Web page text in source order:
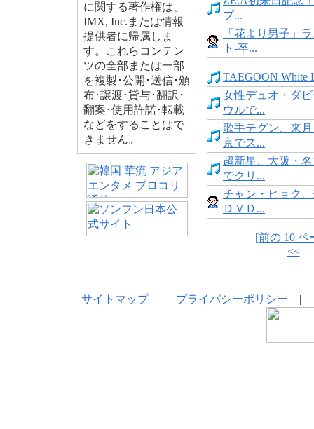
に関する著作権は、
IMX, Inc.または情報
提供者に帰属しま
す。これらコンテン
ツの全部または一部
を複製･公開･送信･頒
布･譲渡･貸与･翻訳･
翻案･使用許諾･転載
などをすることはで
きません。
プ...
「花より男子」
ト‐卒...
TAEGOON White
女性デュオ・ダ
ウルで...
歌手テグン、来
京でス...
超新星、大阪・
でクリ...
チャン・ヒョク
ＤＶＤ...
[前の 10 ペ
<<
サイトマップ| プライバシーポリシー